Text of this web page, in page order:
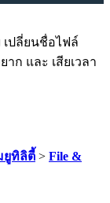
เปลี่ยนชื่อไฟล์
ก และ เสียเวลา
ยูทิลิตี้ > File &